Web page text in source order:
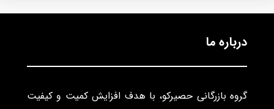
درباره ما
گروه بازرگانی حصیرکو، با هدف افزایش کمیت و کیفیت